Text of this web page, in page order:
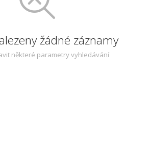
žádné záznamy
některé parametry vyhledávání